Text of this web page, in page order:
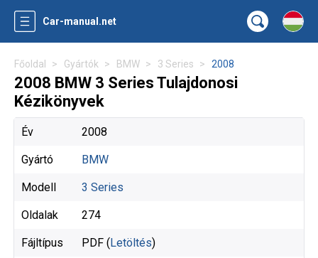
Car-manual.net
Főoldal Gyártók BMW 3 Series 2008
2008 BMW 3 Series Tulajdonosi
Kézikönyvek
Év 2008
Gyártó BMW
Modell 3 Series
Oldalak 274
Fájltípus PDF (Letöltés)